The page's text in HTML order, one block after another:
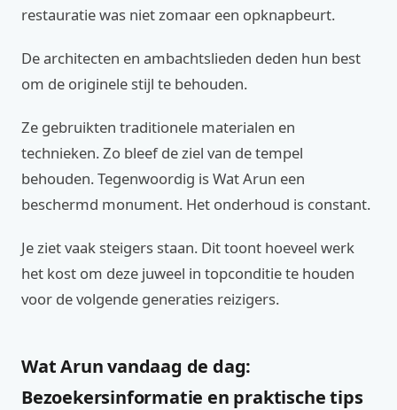
restauratie was niet zomaar een opknapbeurt.
De architecten en ambachtslieden deden hun best
om de originele stijl te behouden.
Ze gebruikten traditionele materialen en
technieken. Zo bleef de ziel van de tempel
behouden. Tegenwoordig is Wat Arun een
beschermd monument. Het onderhoud is constant.
Je ziet vaak steigers staan. Dit toont hoeveel werk
het kost om deze juweel in topconditie te houden
voor de volgende generaties reizigers.
Wat Arun vandaag de dag:
Bezoekersinformatie en praktische tips